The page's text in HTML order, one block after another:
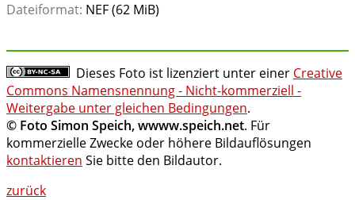
Dateiformat: NEF (62 MiB)
Dieses Foto ist lizenziert unter einer Creative
Commons Namensnennung - Nicht-kommerziell -
Weitergabe unter gleichen Bedingungen.
© Foto Simon Speich, wwww.speich.net. Für
kommerzielle Zwecke oder höhere Bildauflösungen
kontaktieren Sie bitte den Bildautor.
zurück